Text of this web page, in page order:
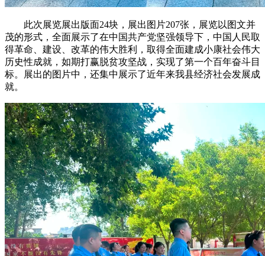
此次展览展出版面24块，展出图片207张，展览以图文并
茂的形式，全面展示了在中国共产党坚强领导下，中国人民取
得革命、建设、改革的伟大胜利，取得全面建成小康社会伟大
历史性成就，如期打赢脱贫攻坚战，实现了第一个百年奋斗目
标。展出的图片中，还集中展示了近年来我县经济社会发展成
就。